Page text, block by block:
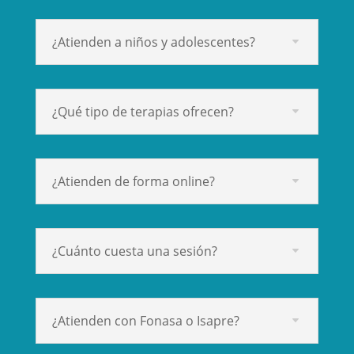
¿Atienden a niños y adolescentes?
¿Qué tipo de terapias ofrecen?
¿Atienden de forma online?
¿Cuánto cuesta una sesión?
¿Atienden con Fonasa o Isapre?